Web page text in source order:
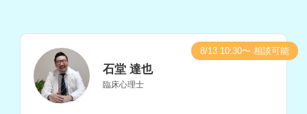
石堂 達也
臨床心理士
8/13 10:30〜 相談可能